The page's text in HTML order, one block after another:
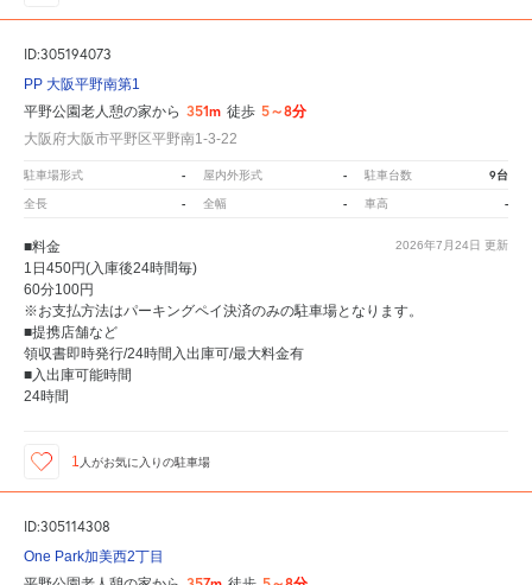
ID:305194073
PP 大阪平野南第1
平野公園老人憩の家から 351m 徒歩 5～8分
大阪府大阪市平野区平野南1-3-22
駐車場形式 - 屋内外形式 - 駐車台数 9台
全長 - 全幅 - 車高 -
2026年7月24日 更新
■料金
1日450円(入庫後24時間毎)
60分100円
※お支払方法はパーキングペイ決済のみの駐車場となります。
■提携店舗など
領収書即時発行/24時間入出庫可/最大料金有
■入出庫可能時間
24時間
1 人がお気に入りの駐車場
ID:305114308
One Park加美西2丁目